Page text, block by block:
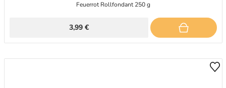
Feuerrot Rollfondant 250 g
3,99 €